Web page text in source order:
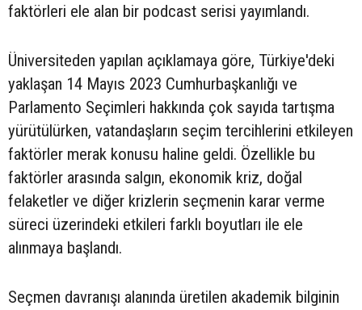
faktörleri ele alan bir podcast serisi yayımlandı.
Üniversiteden yapılan açıklamaya göre, Türkiye'deki
yaklaşan 14 Mayıs 2023 Cumhurbaşkanlığı ve
Parlamento Seçimleri hakkında çok sayıda tartışma
yürütülürken, vatandaşların seçim tercihlerini etkileyen
faktörler merak konusu haline geldi. Özellikle bu
faktörler arasında salgın, ekonomik kriz, doğal
felaketler ve diğer krizlerin seçmenin karar verme
süreci üzerindeki etkileri farklı boyutları ile ele
alınmaya başlandı.
Seçmen davranışı alanında üretilen akademik bilginin